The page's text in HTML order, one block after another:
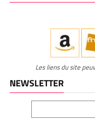
Les liens du site
NEWSLETTER